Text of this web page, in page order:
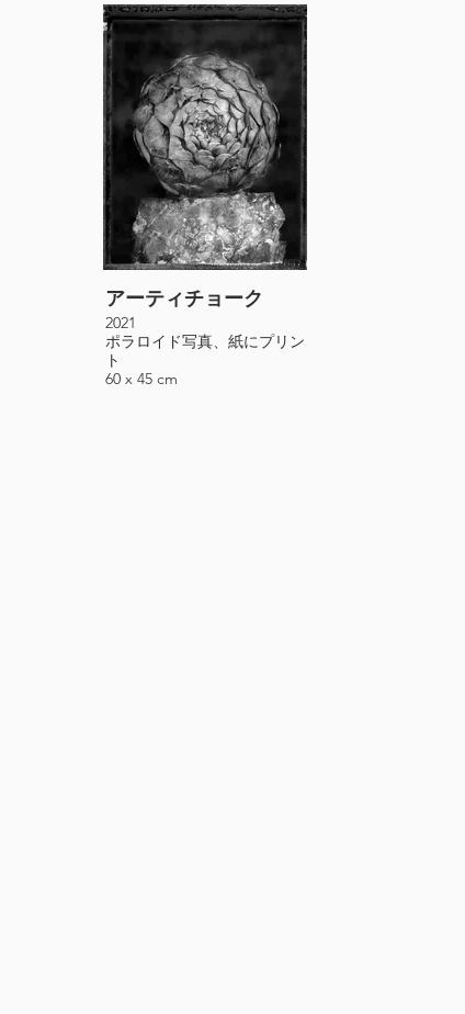
アーティチョーク
2021
ポラロイド写真、紙にプリン
ト
60 x 45 cm